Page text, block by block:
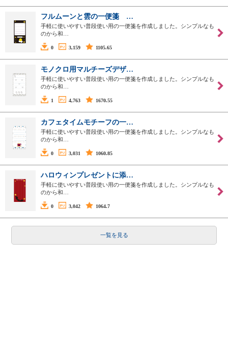
フルムーンと雲の一便箋 …
手軽に使いやすい普段使い用の一便箋を作成しました。シンプルなも
のから和…
0 3,159 1105.65
モノクロ用マルチーズデザ…
手軽に使いやすい普段使い用の一便箋を作成しました。シンプルなも
のから和…
1 4,763 1670.55
カフェタイムモチーフの一…
手軽に使いやすい普段使い用の一便箋を作成しました。シンプルなも
のから和…
0 3,031 1060.85
ハロウィンプレゼントに添…
手軽に使いやすい普段使い用の一便箋を作成しました。シンプルなも
のから和…
0 3,042 1064.7
一覧を見る